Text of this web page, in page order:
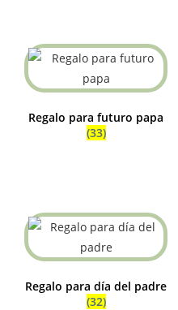
Regalo para futuro papa
(33)
Regalo para día del padre
(32)